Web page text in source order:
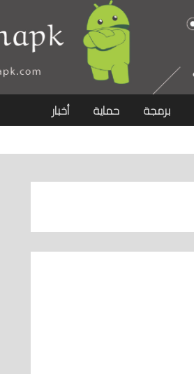
برمجة حماية أخبار